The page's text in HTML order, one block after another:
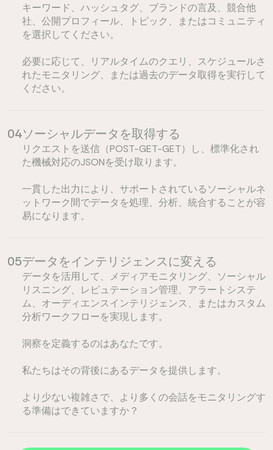
キーワード、ハッシュタグ、ブランドの言及、競合他
社、公開プロフィール、トピック、またはコミュニティ
を選択してください。
必要に応じて、リアルタイムのクエリ、スケジュールさ
れたモニタリング、または過去のデータ取得を実行して
ください。
04ソーシャルデータを取得する
リクエストを送信（POST-GET-GET）し、標準化され
た機械対応のJSONを受け取ります。
一貫した出力により、サポートされているソーシャルネ
ットワーク間でデータを処理、分析、統合することが容
易になります。
05データをインテリジェンスに変える
データを活用して、メディアモニタリング、ソーシャル
リスニング、レピュテーション管理、アラートシステ
ム、オーディエンスインテリジェンス、またはカスタム
分析ワークフローを実現します。
洞察を定義するのはあなたです。
私たちはその背後にあるデータを提供します。
より少ない複雑さで、より多くの会話をモニタリングす
る準備はできていますか？